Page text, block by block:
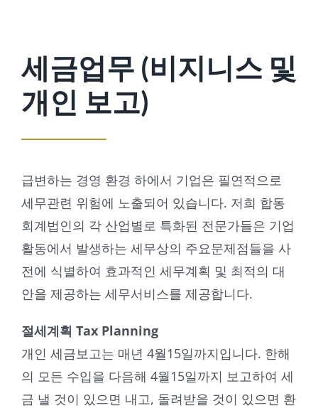
세금업무 (비지니스 및
개인 보고)
급변하는 경영 환경 하에서 기업은 필연적으로
세무관련 위험에 노출되어 있습니다. 저희 합동
회계법인의 각 산업별로 특화된 전문가들은 기업
활동에서 발생하는 세무상의 주요문제점들을 사
전에 식별하여 효과적인 세무계획 및 최적의 대
안을 제공하는 세무서비스를 제공합니다.
절세계획 Tax Planning
개인 세금보고는 매년 4월15일까지입니다. 한해
의 모든 수입을 다음해 4월15일까지 보고하여 세
금 낼 것이 있으면 내고, 돌려받을 것이 있으면 환